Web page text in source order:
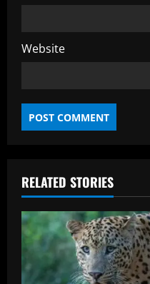
Website
RELATED STORIES